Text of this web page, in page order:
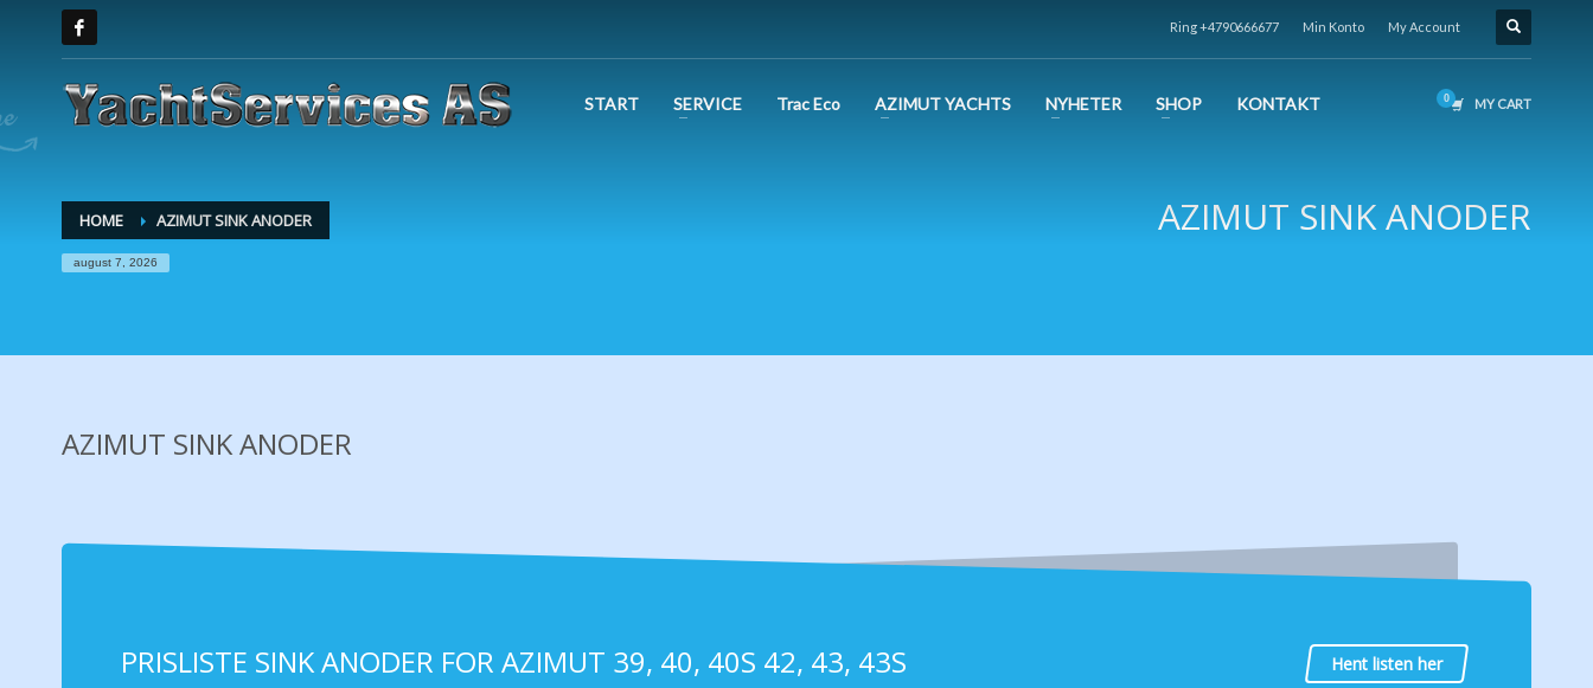
Ring +4790666677 Min Konto My Account
START SERVICE Trac Eco AZIMUT YACHTS NYHETER SHOP KONTAKT MY CART
HOME AZIMUT SINK ANODER
august 7, 2026
AZIMUT SINK ANODER
AZIMUT SINK ANODER
PRISLISTE SINK ANODER FOR AZIMUT 39, 40, 40S 42, 43, 43S Hent listen her